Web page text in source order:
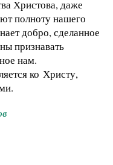
Христова, даже
полноту нашего
добро, сделанное
признавать
нам.
ко Христу,